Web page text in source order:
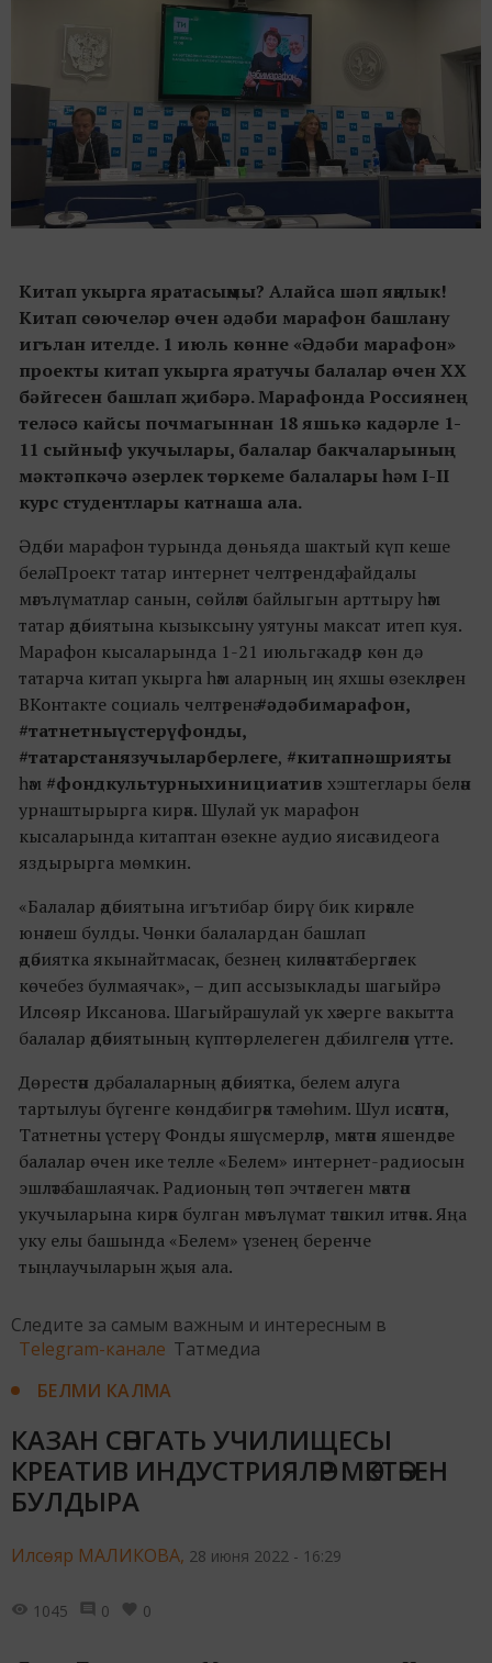
Китап укырга яратасыңмы? Алайса шәп яңалык!
Китап сөючеләр өчен әдәби марафон башлану
игълан ителде. 1 июль көнне «Әдәби марафон»
проекты китап укырга яратучы балалар өчен XX
бәйгесен башлап җибәрә. Марафонда Россиянең
теләсә кайсы почмагыннан 18 яшькә кадәрле 1-
11 сыйныф укучылары, балалар бакчаларының
мәктәпкәчә әзерлек төркеме балалары һәм I-II
курс студентлары катнаша ала.
Әдәби марафон турында дөньяда шактый күп кеше
белә. Проект татар интернет челтәрендә файдалы
мәгълүматлар санын, сөйләм байлыгын арттыру һәм
татар әдәбиятына кызыксыну уятуны максат итеп куя.
Марафон кысаларында 1-21 июльгә кадәр көн дә
татарча китап укырга һәм аларның иң яхшы өзекләрен
ВКонтакте социаль челтәренә#әдәбимарафон,
#татнетныүстерүфонды,
#татарстанязучыларберлеге, #китапнәшрияты
һәм #фондкультурныхинициатив хэштеглары белән
урнаштырырга кирәк. Шулай ук марафон
кысаларында китаптан өзекне аудио яисә видеога
яздырырга мөмкин.
«Балалар әдәбиятына игътибар бирү бик кирәкле
юнәлеш булды. Чөнки балалардан башлап
әдәбиятка якынайтмасак, безнең киләчәктә бергәлек
көчебез булмаячак», – дип ассызыклады шагыйрә
Илсөяр Иксанова. Шагыйрә шулай ук хәзерге вакытта
балалар әдәбиятының күптөрлелеген дә билгеләп үтте.
Дөрестән дә, балаларның әдәбиятка, белем алуга
тартылуы бүгенге көндә бигрәк тә мөһим. Шул исәптән,
Татнетны үстерү Фонды яшүсмерләр, мәктәп яшендәге
балалар өчен ике телле «Белем» интернет-радиосын
эшләтә башлаячак. Радионың төп эчтәлеген мәктәп
укучыларына кирәк булган мәгълүмат тәшкил итәчәк. Яңа
уку елы башында «Белем» үзенең беренче
тыңлаучыларын җыя ала.
Следите за самым важным и интересным в
Telegram-канале Татмедиа
БЕЛМИ КАЛМА
КАЗАН СӘНГАТЬ УЧИЛИЩЕСЫ
КРЕАТИВ ИНДУСТРИЯЛӘР МӘКТӘБЕН
БУЛДЫРА
Илсөяр МАЛИКОВА, 28 июня 2022 - 16:29
1045 0 0